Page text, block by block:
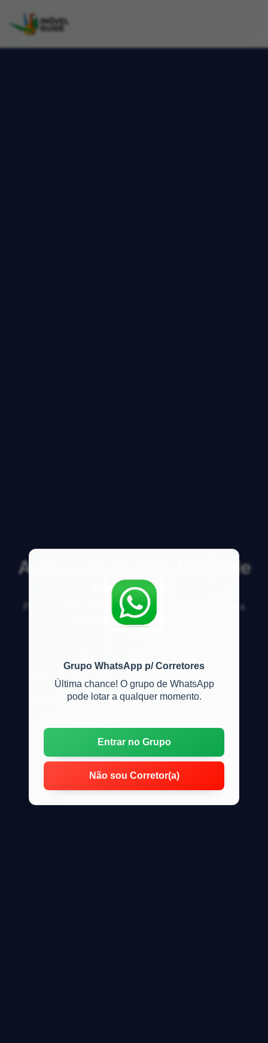
Grupo WhatsApp p/ Corretores
Última chance! O grupo de WhatsApp
pode lotar a qualquer momento.
Entrar no Grupo
Não sou Corretor(a)
Ação judicial para baixa de
hipoteca?
Preciso entrar com a&ccedil;&atilde;o judicial para a
construtora baixar a hipoteca?